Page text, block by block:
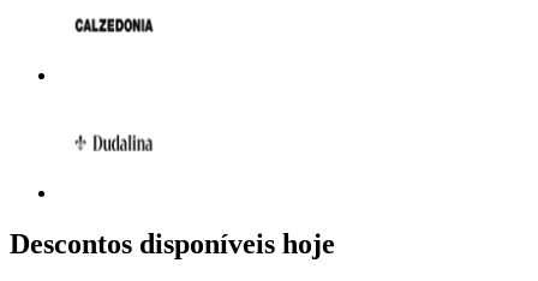
Descontos disponíveis hoje